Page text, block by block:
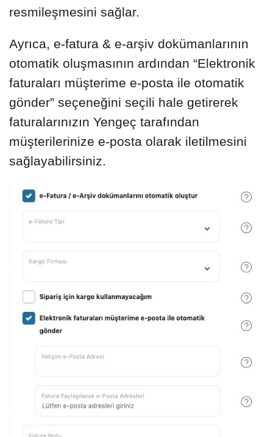
resmileşmesini sağlar.
Ayrıca, e-fatura & e-arşiv dokümanlarının
otomatik oluşmasının ardından “Elektronik
faturaları müşterime e-posta ile otomatik
gönder” seçeneğini seçili hale getirerek
faturalarınızın Yengeç tarafından
müşterilerinize e-posta olarak iletilmesini
sağlayabilirsiniz.